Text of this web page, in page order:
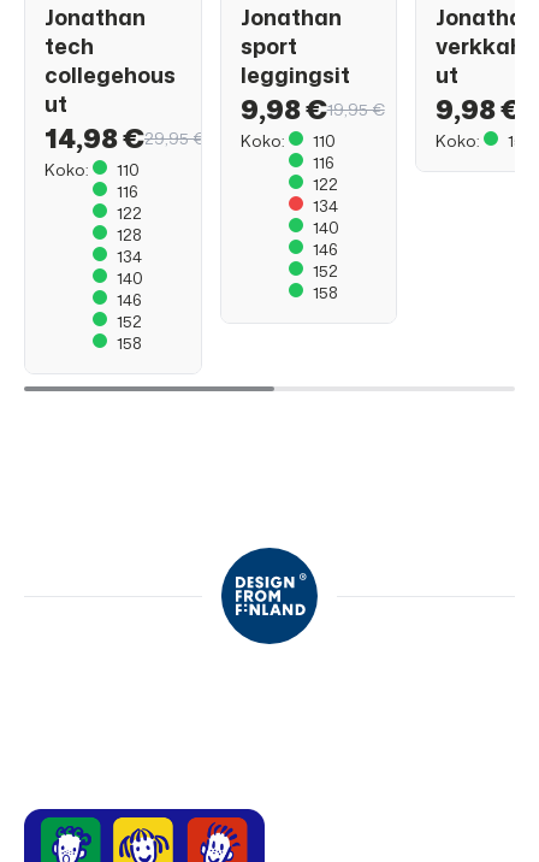
Jonathan
tech
collegehous
ut
14,98 €29,95 €
Koko:
110
116
122
128
134
140
146
152
158
Jonathan
sport
leggingsit
9,98 €19,95 €
Koko:
110
116
122
134
140
146
152
158
Jonathan
ut
9,98 €
Koko:
158